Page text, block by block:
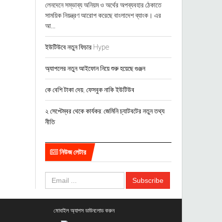
লেনদেনে সম্ভাব্য অনিয়ম ও অর্থের অপব্যবহার ঠেকাতে
সাময়িক নিয়ন্ত্রণ আরোপ করেছে বাংলাদেশ ব্যাংক। এর
আ...
ইউটিউবে নতুন ফিচার Hype
অ্যাপলের নতুন আইফোন নিয়ে শুরু হয়েছে গুঞ্জন
কে বেশি টাকা দেয়, ফেসবুক নাকি ইউটিউব
২ সেপ্টেম্বর থেকে কার্যকর: জেমিনি চ্যাটবটের নতুন তথ্য
নীতি
নিউজ লেটার
মোবাইল অ্যাপস ডাউনলোড করুন